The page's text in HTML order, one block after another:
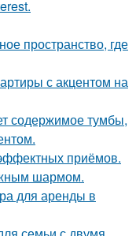
пространство, где
с акцентом на
содержимое тумбы,
приёмов.
шармом.
для аренды в